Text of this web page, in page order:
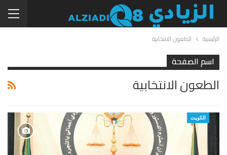
الرئيسية الطعون الانتخابية
اسم الصفحة
الطعون الانتخابية
الكويت